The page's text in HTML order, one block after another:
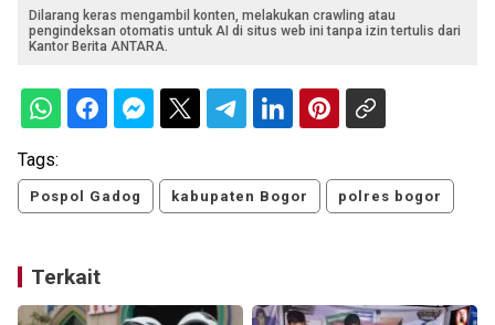
Dilarang keras mengambil konten, melakukan crawling atau
pengindeksan otomatis untuk AI di situs web ini tanpa izin tertulis dari
Kantor Berita ANTARA.
Tags:
Pospol Gadog kabupaten Bogor polres bogor
Terkait